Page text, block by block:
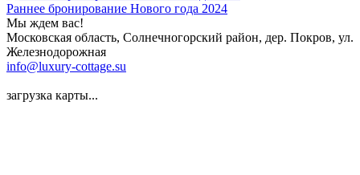
Раннее бронирование Нового года 2024
Мы ждем вас!
Московская область, Солнечногорский район, дер. Покров, ул.
Железнодорожная
info@luxury-cottage.su
загрузка карты...